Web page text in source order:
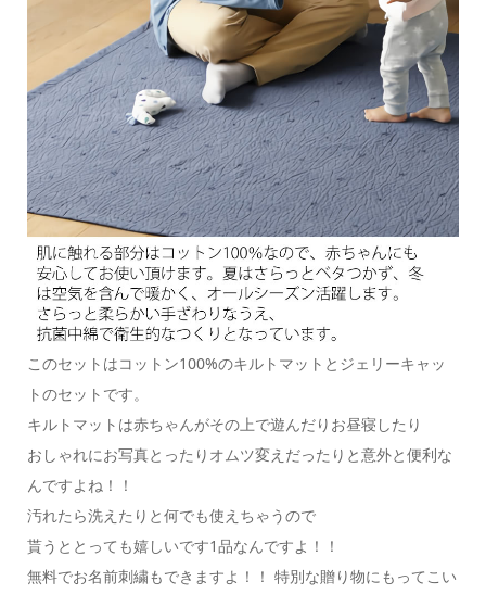
このセットはコットン100%のキルトマットとジェリーキャッ
トのセットです。
キルトマットは赤ちゃんがその上で遊んだりお昼寝したり
おしゃれにお写真とったりオムツ変えだったりと意外と便利な
んですよね！！
汚れたら洗えたりと何でも使えちゃうので
貰うととっても嬉しいです1品なんですよ！！
無料でお名前刺繍もできますよ！！ 特別な贈り物にもってこい